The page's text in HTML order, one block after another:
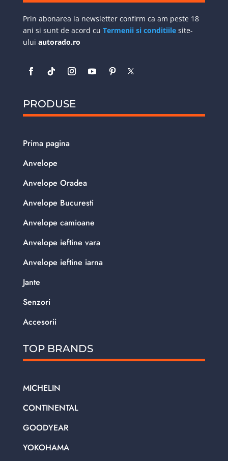
Prin abonarea la newsletter confirm ca am peste 18
ani si sunt de acord cu Termenii si conditiilesite-
ului autorado.ro
PRODUSE
Prima pagina
Anvelope
Anvelope Oradea
Anvelope Bucuresti
Anvelope camioane
Anvelope ieftine vara
Anvelope ieftine iarna
Jante
Senzori
Accesorii
TOP BRANDS
MICHELIN
CONTINENTAL
GOODYEAR
YOKOHAMA